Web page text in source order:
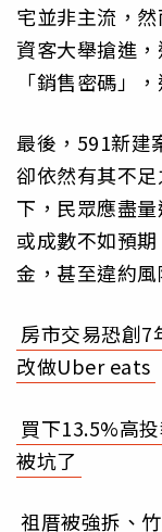
宅並非主流，
資客大舉搶進
「銷售密碼」
最後，591新建
卻依然有其不
下，民眾應盡
或成數不如預
金，甚至違約
房市交易恐創7
改做Uber eats
買下13.5%高
被坑了
祖厝被強拆、